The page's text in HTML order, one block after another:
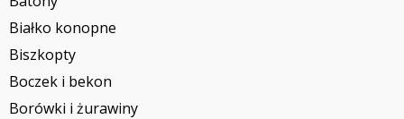
Białko konopne
Biszkopty
Boczek i bekon
Borówki i żurawiny